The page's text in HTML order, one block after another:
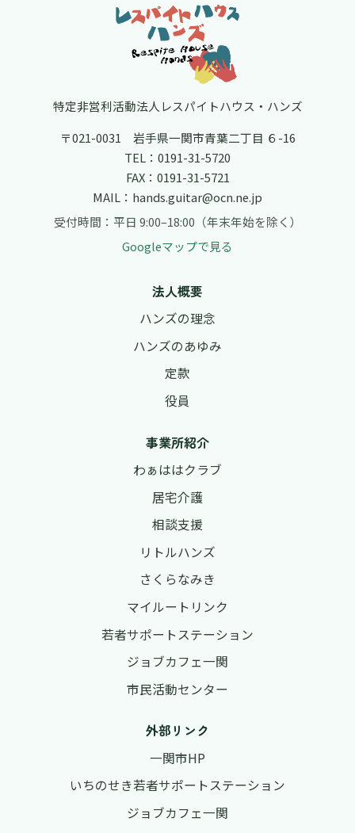
特定非営利活動法人レスパイトハウス・ハンズ
〒021-0031 岩手県一関市青葉二丁目 ６-16
TEL： 0191-31-5720
FAX：0191-31-5721
MAIL： hands.guitar@ocn.ne.jp
受付時間：平日 9:00–18:00（年末年始を除く）
Googleマップで見る
法人概要
ハンズの理念
ハンズのあゆみ
定款
役員
事業所紹介
わぁははクラブ
居宅介護
相談支援
リトルハンズ
さくらなみき
マイルートリンク
若者サポートステーション
ジョブカフェ一関
市民活動センター
外部リンク
一関市HP
いちのせき若者サポートステーション
ジョブカフェ一関